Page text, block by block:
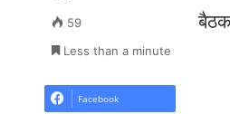
59
Less than a minute
Facebook